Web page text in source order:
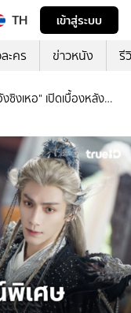
TH
เข้าสู่ระบบ
ะคร ข่าวหนัง รี
ซิงเหอ" เปิดเบื้องหลังทำ